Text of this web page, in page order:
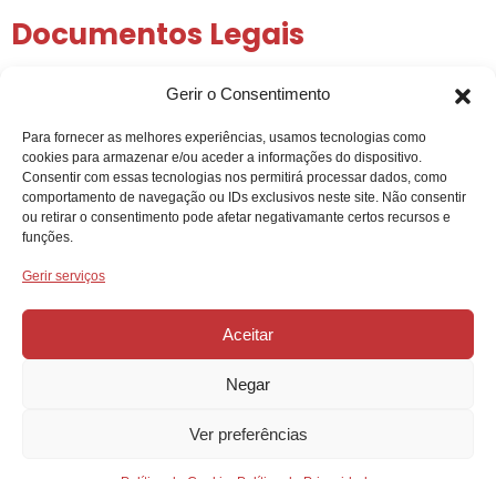
Gerir o Consentimento
Para fornecer as melhores experiências, usamos tecnologias como
cookies para armazenar e/ou aceder a informações do dispositivo.
Consentir com essas tecnologias nos permitirá processar dados, como
comportamento de navegação ou IDs exclusivos neste site. Não consentir
ou retirar o consentimento pode afetar negativamante certos recursos e
funções.
Gerir serviços
Aceitar
Negar
Ver preferências
Documentos Legais
Política de Privacidade
Condições Gerais
Arbitragem de Conflitos
Intermediação de Crédito
Projeto Acelerar 2030, desenvolvido pela Condensado
Lda. | NIPC: 515244902. Todos os direitos reservados.